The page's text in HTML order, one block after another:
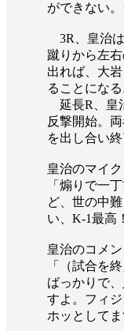
ができない
3R、皇治は
蹴りから左
出れば、大
ることになる
延長R、皇
反撃開始。
を出し合い
皇治のマイク
「煽りで一
ど、世の中
い、K-1最高
皇治のコメン
「（試合を
ばっかりで
すよ。フィ
ホッとしてま